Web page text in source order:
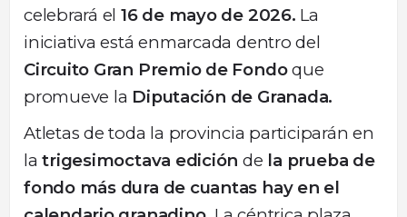
celebrará el16 de mayo de 2026. La
iniciativa está enmarcada dentro del
Circuito Gran Premio de Fondoque
promueve la Diputación de Granada.
Atletas de toda la provincia participarán en
latrigesimoctava edición de la prueba de
fondo más dura de cuantas hay en el